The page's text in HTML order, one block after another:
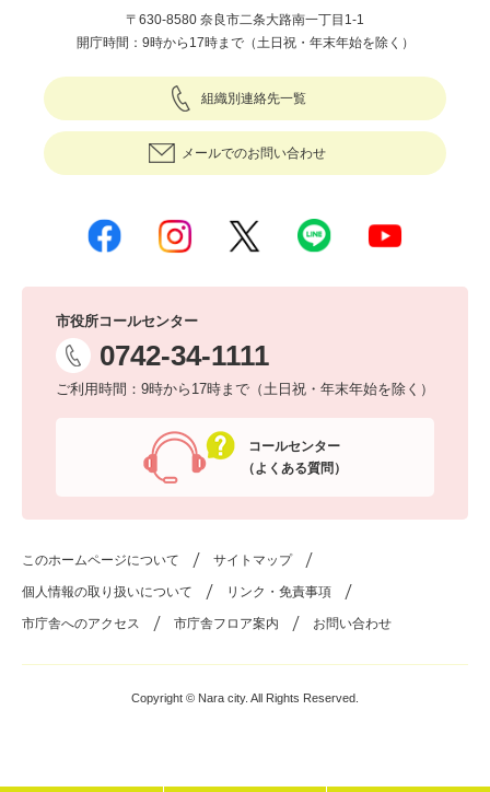
〒630-8580 奈良市二条大路南一丁目1-1
開庁時間：9時から17時まで（土日祝・年末年始を除く）
組織別連絡先一覧
メールでのお問い合わせ
市役所コールセンター
0742-34-1111
ご利用時間：9時から17時まで（土日祝・年末年始を除く）
コールセンター
（よくある質問）
このホームページについて サイトマップ
個人情報の取り扱いについて リンク・免責事項
市庁舎へのアクセス 市庁舎フロア案内 お問い合わせ
Copyright © Nara city. All Rights Reserved.